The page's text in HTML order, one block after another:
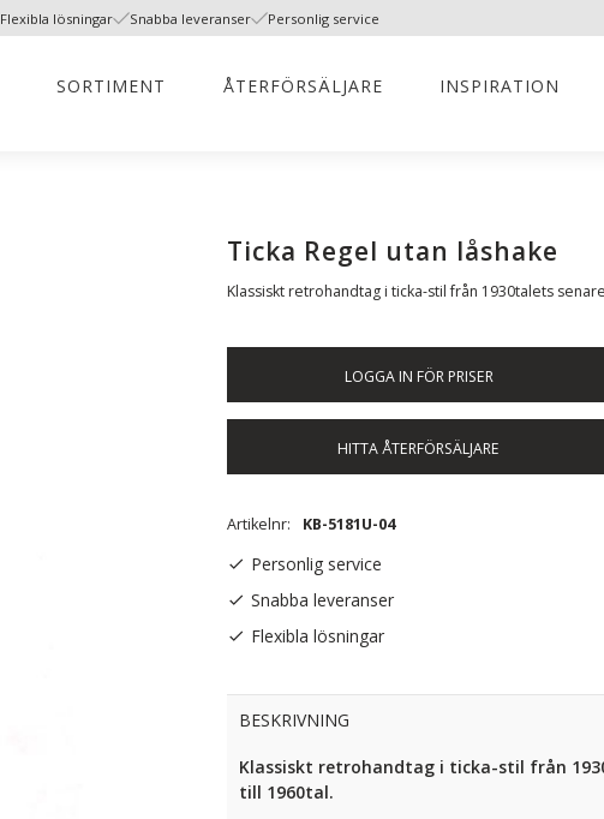
Flexibla lösningar Snabba leveranser Personlig service
SORTIMENT ÅTERFÖRSÄLJARE INSPIRATION
Ticka Regel utan låshake
Klassiskt retrohandtag i ticka-stil från 1930talets
LOGGA IN FÖR PRISER
HITTA ÅTERFÖRSÄLJARE
Artikelnr KB-5181U-04
Personlig service
Snabba leveranser
Flexibla lösningar
BESKRIVNING
Klassiskt retrohandtag i ticka-stil från
till 1960tal.